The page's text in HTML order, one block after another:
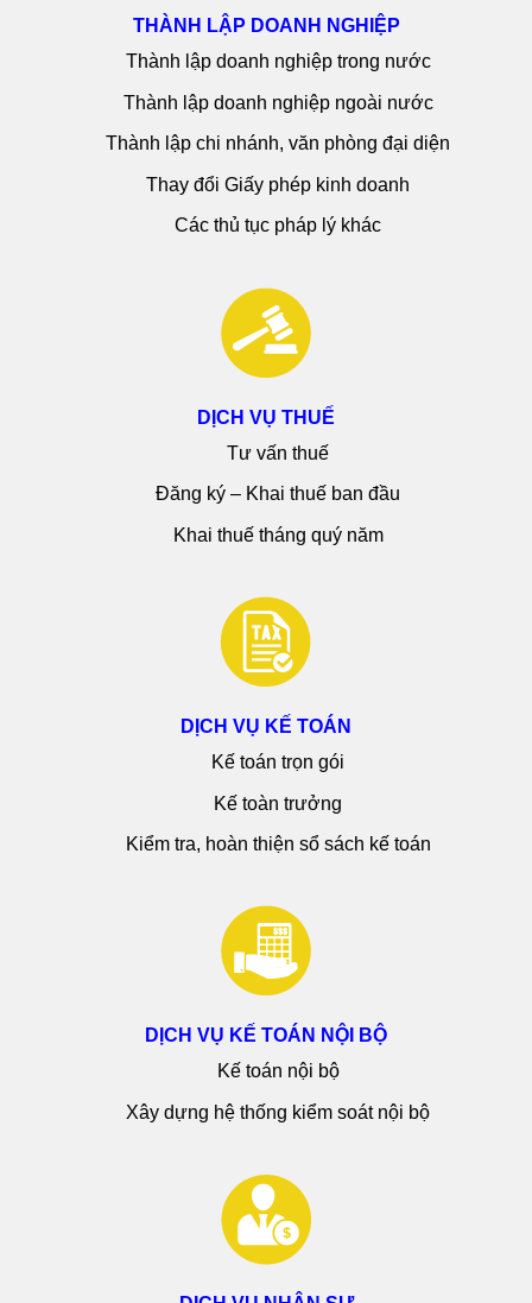
THÀNH LẬP DOANH NGHIỆP
Thành lập doanh nghiệp trong nước
Thành lập doanh nghiệp ngoài nước
Thành lập chi nhánh, văn phòng đại diện
Thay đổi Giấy phép kinh doanh
Các thủ tục pháp lý khác
DỊCH VỤ THUẾ
Tư vấn thuế
Đăng ký – Khai thuế ban đầu
Khai thuế tháng quý năm
DỊCH VỤ KẾ TOÁN
Kế toán trọn gói
Kế toàn trưởng
Kiểm tra, hoàn thiện sổ sách kế toán
DỊCH VỤ KẾ TOÁN NỘI BỘ
Kế toán nội bộ
Xây dựng hệ thống kiểm soát nội bộ